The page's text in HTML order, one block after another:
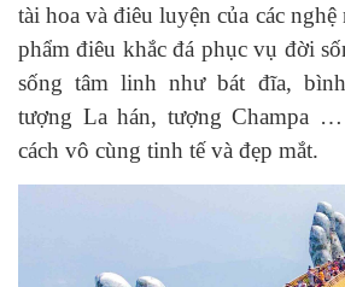
tài hoa và điêu luyện của các nghệ
phẩm điêu khắc đá phục vụ đời
sống tâm linh như bát đĩa,
tượng La hán, tượng Champa
cách vô cùng tinh tế và đẹp mắt.